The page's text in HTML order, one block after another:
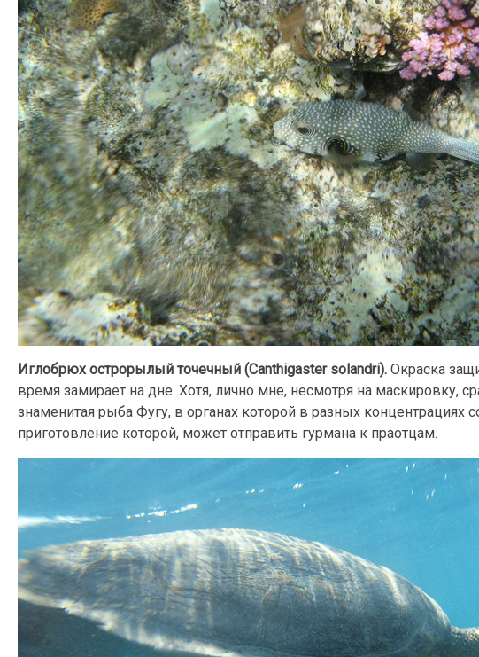
Иглобрюх острорылый точечный (Canthigaster solandri). Окраска
время замирает на дне. Хотя, лично мне, несмотря на маскировку,
знаменитая рыба Фугу, в органах которой в разных концентрациях
приготовление которой, может отправить гурмана к праотцам.